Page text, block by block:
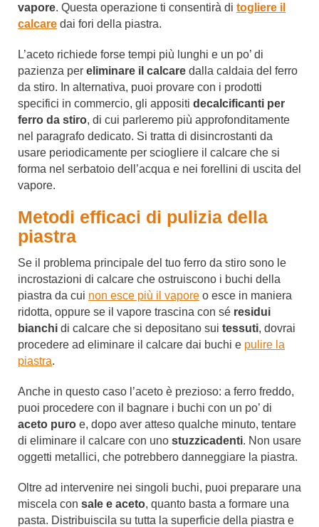
vapore. Questa operazione ti consentirà di togliere il
calcare dai fori della piastra.
L’aceto richiede forse tempi più lunghi e un po’ di
pazienza per eliminare il calcare dalla caldaia del ferro
da stiro. In alternativa, puoi provare con i prodotti
specifici in commercio, gli appositi decalcificanti per
ferro da stiro, di cui parleremo più approfonditamente
nel paragrafo dedicato. Si tratta di disincrostanti da
usare periodicamente per sciogliere il calcare che si
forma nel serbatoio dell’acqua e nei forellini di uscita del
vapore.
Metodi efficaci di pulizia della
piastra
Se il problema principale del tuo ferro da stiro sono le
incrostazioni di calcare che ostruiscono i buchi della
piastra da cui non esce più il vapore o esce in maniera
ridotta, oppure se il vapore trascina con sé residui
bianchi di calcare che si depositano sui tessuti, dovrai
procedere ad eliminare il calcare dai buchi e pulire la
piastra.
Anche in questo caso l’aceto è prezioso: a ferro freddo,
puoi procedere con il bagnare i buchi con un po’ di
aceto puro e, dopo aver atteso qualche minuto, tentare
di eliminare il calcare con uno stuzzicadenti. Non usare
oggetti metallici, che potrebbero danneggiare la piastra.
Oltre ad intervenire nei singoli buchi, puoi preparare una
miscela con sale e aceto, quanto basta a formare una
pasta. Distribuiscila su tutta la superficie della piastra e